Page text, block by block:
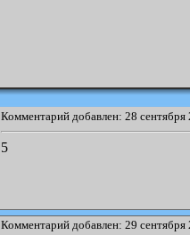
Комментарий добавлен: 28 сентября
5
Комментарий добавлен: 29 сентября